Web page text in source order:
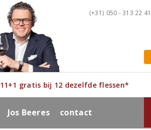
(+31) 050 - 313 22 41
11+1 gratis bij 12 dezelfde flessen*
Jos Beeres contact